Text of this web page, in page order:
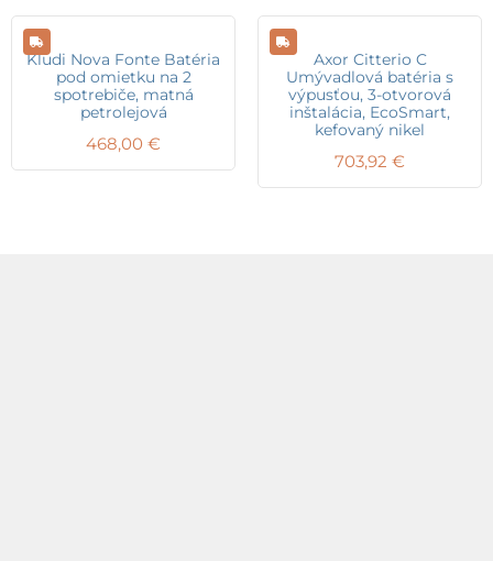
Kludi Nova Fonte Batéria
pod omietku na 2
spotrebiče, matná
petrolejová
468,00 €
Axor Citterio C
Umývadlová batéria s
výpusťou, 3-otvorová
inštalácia, EcoSmart,
kefovaný nikel
703,92 €